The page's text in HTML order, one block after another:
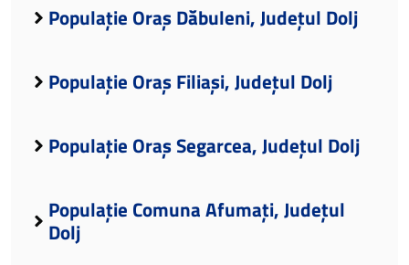
Populație Oraș Dăbuleni, Județul Dolj
Populație Oraș Filiași, Județul Dolj
Populație Oraș Segarcea, Județul Dolj
Populație Comuna Afumați, Județul
Dolj